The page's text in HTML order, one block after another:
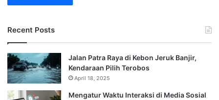
Recent Posts
Jalan Patra Raya di Kebon Jeruk Banjir,
Kendaraan Pilih Terobos
April 18, 2025
Mengatur Waktu Interaksi di Media Sosial